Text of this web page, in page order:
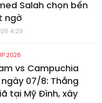
Salah chọn bến
ngờ
4:29
2026
vs Campuchia
07/8: Thắng
tại Mỹ Đình, xây